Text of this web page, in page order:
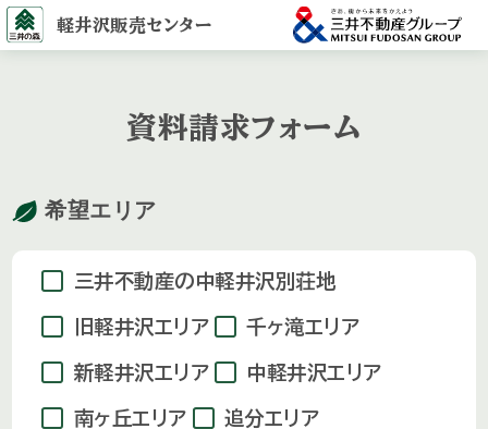
軽井沢販売センター
資料請求フォーム
希望エリア
三井不動産の中軽井沢別荘地
旧軽井沢エリア 千ヶ滝エリア
新軽井沢エリア 中軽井沢エリア
南ヶ丘エリア 追分エリア